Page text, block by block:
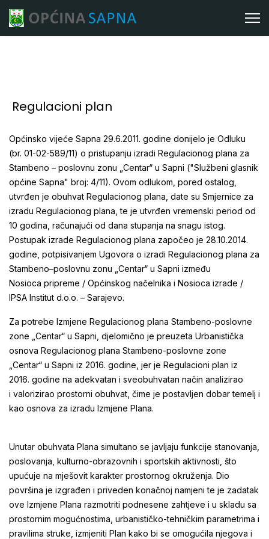
Regulacioni plan
Općinsko vijeće Sapna 29.6.2011. godine donijelo je Odluku
(br. 01-02-589/11) o pristupanju izradi Regulacionog plana za
Stambeno – poslovnu zonu „Centar“ u Sapni ("Službeni glasnik
općine Sapna" broj: 4/11). Ovom odlukom, pored ostalog,
utvrđen je obuhvat Regulacionog plana, date su Smjernice za
izradu Regulacionog plana, te je utvrđen vremenski period od
10 godina, računajući od dana stupanja na snagu istog.
Postupak izrade Regulacionog plana započeo je 28.10.2014.
godine, potpisivanjem Ugovora o izradi Regulacionog plana za
Stambeno–poslovnu zonu „Centar“ u Sapni između
Nosioca pripreme / Općinskog načelnika i Nosioca izrade /
IPSA Institut d.o.o. – Sarajevo.
Za potrebe Izmjene Regulacionog plana Stambeno-poslovne
zone „Centar“ u Sapni, djelomično je preuzeta Urbanistička
osnova Regulacionog plana Stambeno-poslovne zone
„Centar“ u Sapni iz 2016. godine, jer je Regulacioni plan iz
2016. godine na adekvatan i sveobuhvatan način analizirao
i valorizirao prostorni obuhvat, čime je postavljen dobar temelj i
kao osnova za izradu Izmjene Plana.
Unutar obuhvata Plana simultano se javljaju funkcije stanovanja,
poslovanja, kulturno-obrazovnih i sportskih aktivnosti, što
upućuje na mješovit karakter prostornog okruženja. Dio
površina je izgrađen i priveden konačnoj namjeni te je zadatak
ove Izmjene Plana razmotriti podnesene zahtjeve i u skladu sa
prostornim mogućnostima, urbanističko-tehničkim parametrima i
pravilima struke, izmjeniti Plan kako bi se omogućila njegova i